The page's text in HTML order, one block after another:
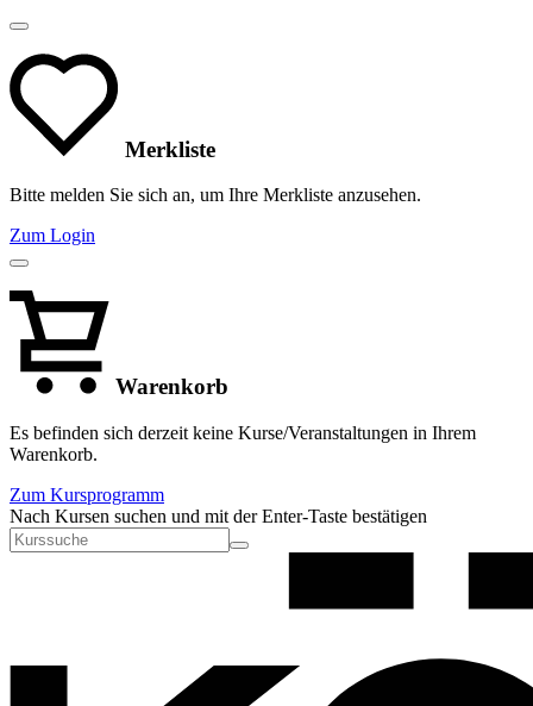
Merkliste
Bitte melden Sie sich an, um Ihre Merkliste anzusehen.
Zum Login
Warenkorb
Es befinden sich derzeit keine Kurse/Veranstaltungen in Ihrem
Warenkorb.
Zum Kursprogramm
Nach Kursen suchen und mit der Enter-Taste bestätigen